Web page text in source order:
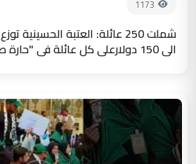
1173
الى 150 دولارعلى كل عائلة في "حارة صيدا"